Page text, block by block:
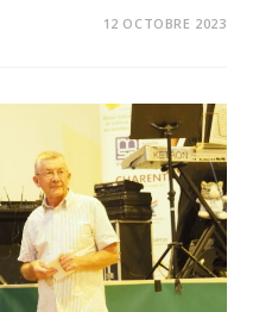
12 OCTOBRE 2023